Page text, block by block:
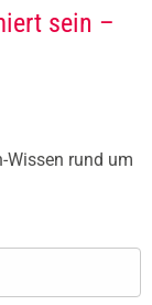
sein –
Wissen rund um